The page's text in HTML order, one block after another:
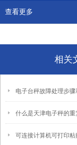
查看更多
相关
电子台秤故障处理步
什么是天津电子秤的重